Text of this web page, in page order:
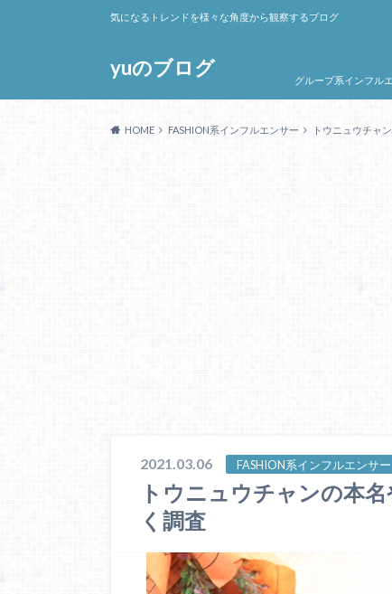
yuのブログ
気になるトレンドを様々な角度から観察するブログ
グループ系インフル
HOME FASHION系インフルエンサー トウニュウチャ
2021.03.06 FASHION系インフルエンサー
トウニュウチャンの本
く調査